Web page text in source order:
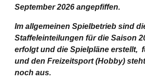
September 2026 angepfiffen.
Im allgemeinen Spielbetrieb sind
Staffeleinteilungen für die Saison
erfolgt und die Spielpläne erstellt,
und den Freizeitsport (Hobby)
noch aus.